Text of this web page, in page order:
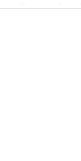
Sie